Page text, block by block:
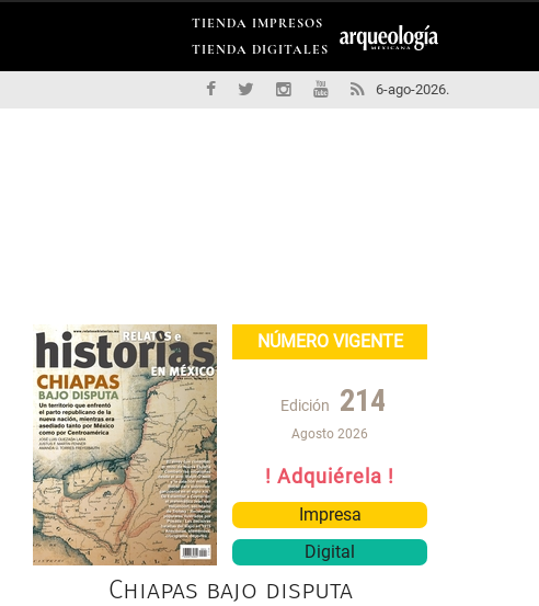
TIENDA IMPRESOS
TIENDA DIGITALES
6-ago-2026.
NÚMERO VIGENTE
Edición 214
Agosto 2026
! Adquiérela !
Impresa
Digital
Chiapas bajo disputa